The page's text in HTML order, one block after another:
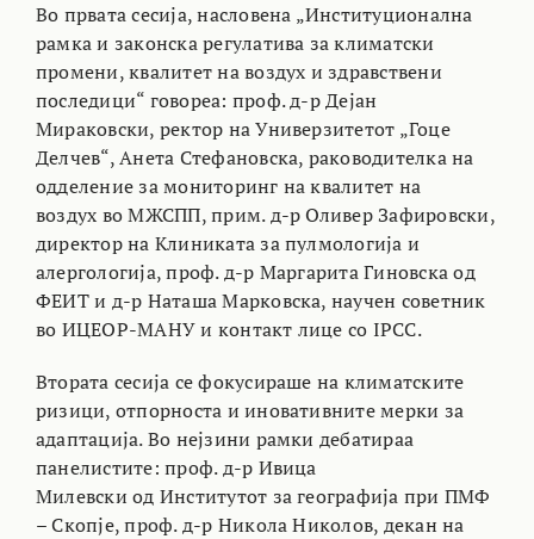
Во првата сесија, насловена „Институционална
рамка и законска регулатива за климатски
промени, квалитет на воздух и здравствени
последици“ говореа: проф. д-р Дејан
Мираковски, ректор на Универзитетот „Гоце
Делчев“, Анета Стефановска, раководителка на
одделение за мониторинг на квалитет на
воздух во МЖСПП, прим. д-р Оливер Зафировски,
директор на Клиниката за пулмологија и
алергологија, проф. д-р Маргарита Гиновска од
ФЕИТ и д-р Наташа Марковска, научен советник
во ИЦЕОР-МАНУ и контакт лице со IPCC.
Втората сесија се фокусираше на климатските
ризици, отпорноста и иновативните мерки за
адаптација. Во нејзини рамки дебатираа
панелистите: проф. д-р Ивица
Милевски од Институтот за географија при ПМФ
– Скопје, проф. д-р Никола Николов, декан на